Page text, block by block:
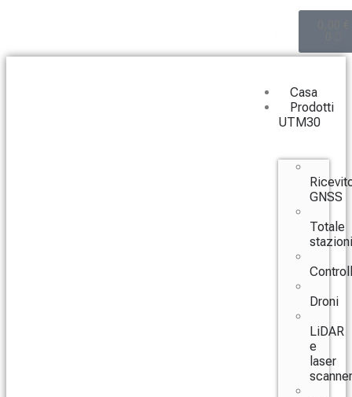
Casa
Prodotti
UTM30
GNSS
Totale
stazioni
Droni
LiDAR
e
laser
scanner